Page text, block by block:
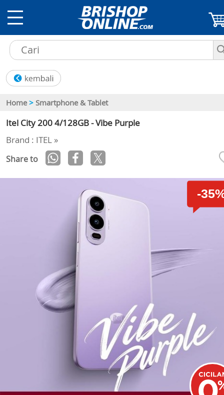
Home > Smartphone & Tablet
Itel City 200 4/128GB - Vibe Purple
Brand : ITEL »
Share to
-